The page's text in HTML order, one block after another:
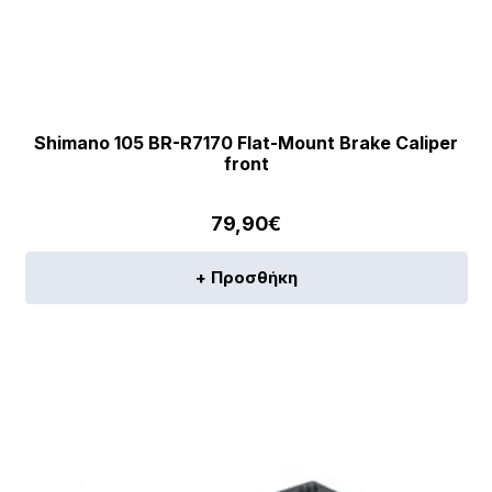
Shimano 105 BR-R7170 Flat-Mount Brake Caliper
front
79,90€
+ Προσθήκη